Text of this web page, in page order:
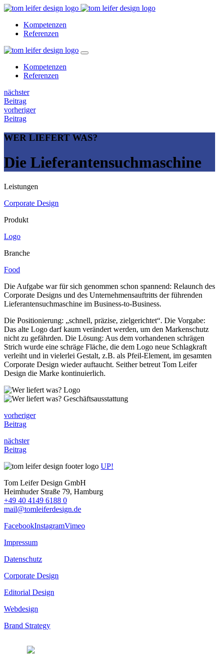
Kompetenzen
Referenzen
Kompetenzen
Referenzen
nächster
Beitrag
vorheriger
Beitrag
WER LIEFERT WAS?
Die Lieferantensuchmaschine
Leistungen
Corporate Design
Produkt
Logo
Branche
Food
Die Aufgabe war für sich genommen schon spannend: Relaunch des
Corporate Designs und des Unternehmensauftritts der führenden
Lieferantensuchmaschine im Business-to-Business.
Die Positionierung: „schnell, präzise, zielgerichtet“. Die Vorgabe:
Das alte Logo darf kaum verändert werden, um den Markenschutz
nicht zu gefährden. Die Lösung: Aus dem vorhandenen schrägen
Strich wurde eine schräge Fläche, die dem Logo neue Schlagkraft
verleiht und in vielerlei Gestalt, z.B. als Pfeil-Element, im gesamten
Corporate Design wieder auftaucht. Seither betreut Tom Leifer
Design die Marke kontinuierlich.
vorheriger
Beitrag
nächster
Beitrag
UP!
Tom Leifer Design GmbH
Heimhuder Straße 79, Hamburg
+49 40 4149 6188 0
mail@tomleiferdesign.de
FacebookInstagramVimeo
Impressum
Datenschutz
Corporate Design
Editorial Design
Webdesign
Brand Strategy